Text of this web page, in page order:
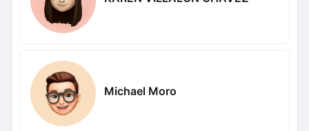
Michael Moro